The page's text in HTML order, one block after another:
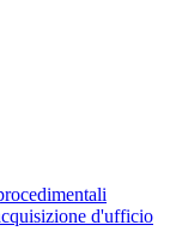
d'ufficio